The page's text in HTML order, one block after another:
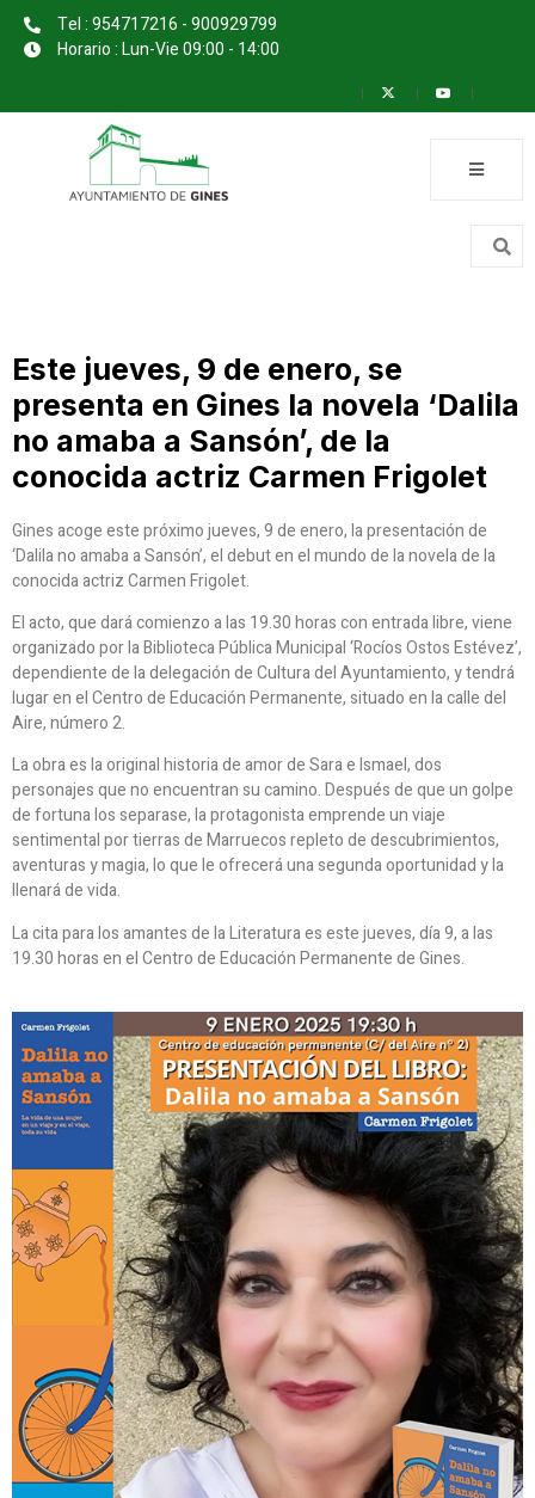
Tel : 954717216 - 900929799
Horario : Lun-Vie 09:00 - 14:00
Este jueves, 9 de enero, se
presenta en Gines la novela ‘Dalila
no amaba a Sansón’, de la
conocida actriz Carmen Frigolet
Gines acoge este próximo jueves, 9 de enero, la presentación de
‘Dalila no amaba a Sansón’, el debut en el mundo de la novela de la
conocida actriz Carmen Frigolet.
El acto, que dará comienzo a las 19.30 horas con entrada libre, viene
organizado por la Biblioteca Pública Municipal ‘Rocíos Ostos Estévez’,
dependiente de la delegación de Cultura del Ayuntamiento, y tendrá
lugar en el Centro de Educación Permanente, situado en la calle del
Aire, número 2.
La obra es la original historia de amor de Sara e Ismael, dos
personajes que no encuentran su camino. Después de que un golpe
de fortuna los separase, la protagonista emprende un viaje
sentimental por tierras de Marruecos repleto de descubrimientos,
aventuras y magia, lo que le ofrecerá una segunda oportunidad y la
llenará de vida.
La cita para los amantes de la Literatura es este jueves, día 9, a las
19.30 horas en el Centro de Educación Permanente de Gines.